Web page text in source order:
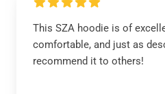
This SZA hoodie is of
comfortable, and just as
recommend it to others!